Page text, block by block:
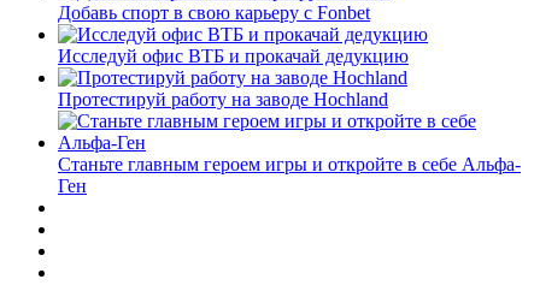
Добавь спорт в свою карьеру с Fonbet
Исследуй офис ВТБ и прокачай дедукцию
Протестируй работу на заводе Hochland
Станьте главным героем игры и откройте в себе Альфа-
Ген